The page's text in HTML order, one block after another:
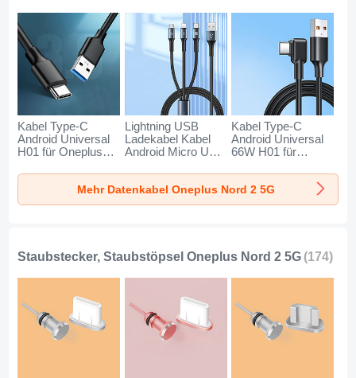
Kabel Type-C
Android Universal
H01 für Oneplus
Dunkelgrau
Lightning USB
Ladekabel Kabel
Android Micro USB
für Oneplus Nord 2
5G Schwarz
Kabel Type-C
Android Universal
66W H01 für
Schwarz
Mehr Datenkabel Oneplus Nord 2 5G
Staubstecker, Staubstöpsel Oneplus Nord 2 5G (174)